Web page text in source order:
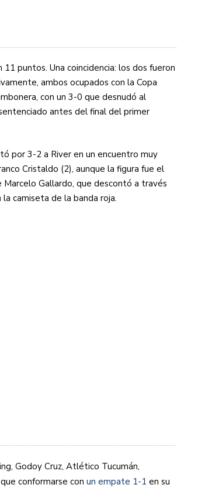
11 puntos. Una coincidencia: los dos fueron
ambos ocupados con la Copa
con un 3-0 que desnudó al
antes del final del primer
por 3-2 a River en un encuentro muy
Cristaldo (2), aunque la figura fue el
Marcelo Gallardo, que descontó a través
camiseta de la banda roja.
Godoy Cruz, Atlético Tucumán,
conformarse con un empate 1-1 en su